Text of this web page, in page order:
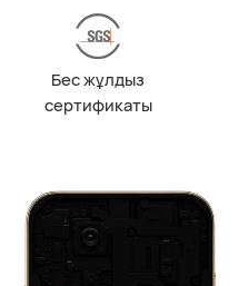
Бес жұлдыз
сертификаты